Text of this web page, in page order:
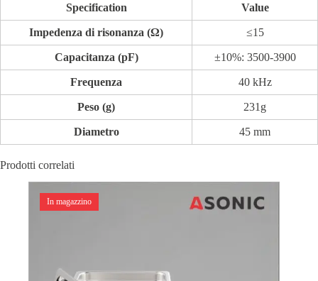
Specification Value
Impedenza di risonanza (Ω) ≤15
Capacitanza (pF) ±10%: 3500-3900
Frequenza 40 kHz
Peso (g) 231g
Diametro 45 mm
Prodotti correlati
In magazzino